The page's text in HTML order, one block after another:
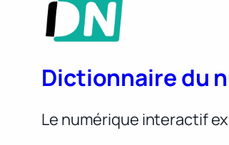
Dictionnaire du
Le numérique interactif